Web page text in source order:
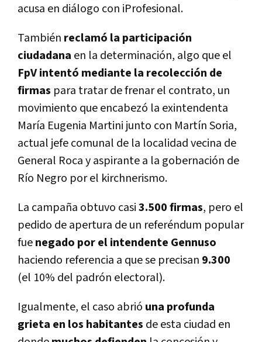
acusa en diálogo con iProfesional.
También reclamó la participación
ciudadana en la determinación, algo que el
FpVintentó mediante la recolección de
firmas para tratar de frenar el contrato, un
movimiento que encabezó la exintendenta
Marí­a Eugenia Martini junto con Martí­n Soria,
actual jefe comunal de la localidad vecina de
General Roca y aspirante a la gobernación de
Rí­o Negro por el kirchnerismo.
La campaña obtuvo casi3.500 firmas, pero el
pedido de apertura de un referéndum popular
fuenegado por el intendente Gennuso
haciendo referencia a que se precisan 9.300
(el 10% del padrón electoral).
Igualmente, el caso abrió una profunda
grieta en los habitantes de esta ciudad en